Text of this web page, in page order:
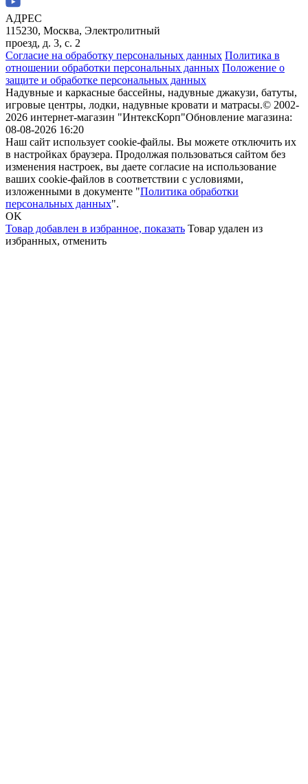
АДРЕС
115230, Москва, Электролитный
проезд, д. 3, с. 2
Согласие на обработку персональных данных Политика в
отношении обработки персональных данных Положение о
защите и обработке персональных данных
Надувные и каркасные бассейны, надувные джакузи, батуты,
игровые центры, лодки, надувные кровати и матрасы.© 2002-
2026 интернет-магазин "ИнтексКорп"Обновление магазина:
08-08-2026 16:20
Наш сайт использует cookie-файлы. Вы можете отключить их
в настройках браузера. Продолжая пользоваться сайтом без
изменения настроек, вы даете согласие на использование
ваших cookie-файлов в соответствии с условиями,
изложенными в документе "Политика обработки
персональных данных".
OK
Товар добавлен в избранное, показать Товар удален из
избранных, отменить